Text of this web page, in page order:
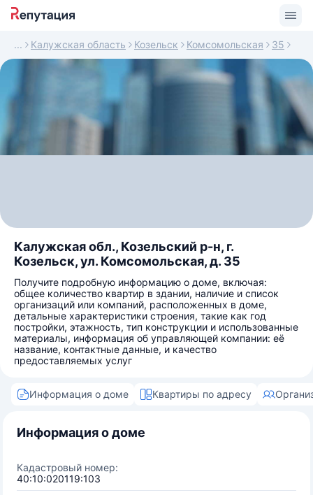
Калужская область Козельск Комсомольская 35
Калужская обл., Козельский р-н, г.
Козельск, ул. Комсомольская, д. 35
Получите подробную информацию о доме, включая:
общее количество квартир в здании, наличие и список
организаций или компаний, расположенных в доме,
детальные характеристики строения, такие как год
постройки, этажность, тип конструкции и использованные
материалы, информация об управляющей компании: её
название, контактные данные, и качество
предоставляемых услуг
Информация о доме Квартиры по адресу
Информация о доме
Кадастровый номер:
40:10:020119:103